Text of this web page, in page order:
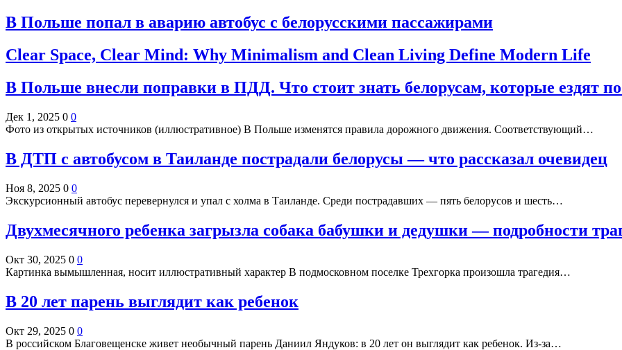
В Польше попал в аварию автобус с белорусскими пассажирами
Clear Space, Clear Mind: Why Minimalism and Clean Living Define Modern Life
В Польше внесли поправки в ПДД. Что стоит знать белорусам, которые ездят
Дек 1, 2025 0 0
Фото из открытых источников (иллюстративное) В Польше изменятся правила дорожного движения. Соответствующий…
В ДТП с автобусом в Таиланде пострадали белорусы — что рассказал очевидец
Ноя 8, 2025 0 0
Экскурсионный автобус перевернулся и упал с холма в Таиланде. Среди пострадавших — пять белорусов и шесть…
Двухмесячного ребенка загрызла собака бабушки и дедушки — подробности
Окт 30, 2025 0 0
Картинка вымышленная, носит иллюстративный характер В подмосковном поселке Трехгорка произошла трагедия…
В 20 лет парень выглядит как ребенок
Окт 29, 2025 0 0
В российском Благовещенске живет необычный парень Даниил Яндуков: в 20 лет он выглядит как ребенок. Из-за…